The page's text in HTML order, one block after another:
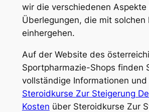
wir die verschiedenen Aspekte
Überlegungen, die mit solchen
einhergehen.
Auf der Website des
Sportpharmazie-Shops finden
vollständige Informationen und
Steroidkurse Zur Steigerung
Kosten über Steroidkurse Zur